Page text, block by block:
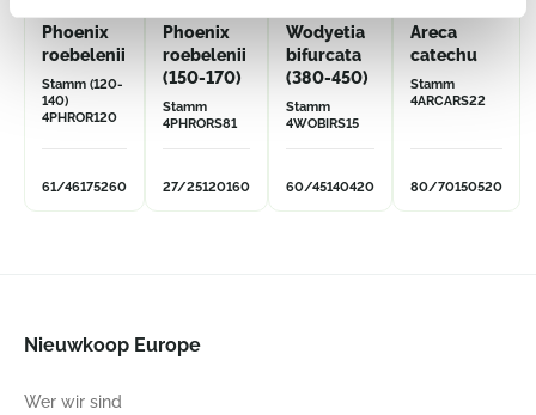
Phoenix
roebelenii
Stamm (120-
140)
4PHROR120
61/46175260
Phoenix
roebelenii
(150-170)
Stamm
4PHRORS81
27/25120160
Wodyetia
bifurcata
(380-450)
Stamm
4WOBIRS15
60/45140420
Areca
catechu
Stamm
4ARCARS22
80/70150520
Nieuwkoop Europe
Wer wir sind